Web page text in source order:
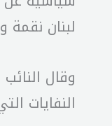
لبنان نقمة
وقال
النفايات